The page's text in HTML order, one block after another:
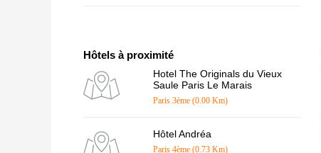
Hôtels à proximité
Hotel The Originals du Vieux
Saule Paris Le Marais
Paris 3ème (0.00 Km)
Hôtel Andréa
Paris 4ème (0.73 Km)